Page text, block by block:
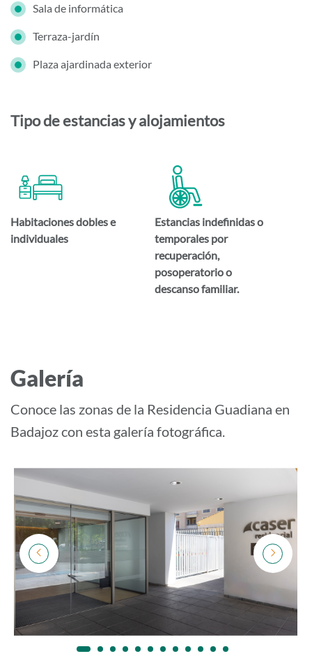
Sala de informática
Terraza-jardín
Plaza ajardinada exterior
Tipo de estancias y alojamientos
Habitaciones dobles e
individuales
Estancias indefinidas o
temporales por
recuperación,
posoperatorio o
descanso familiar.
Galería
Conoce las zonas de la Residencia Guadiana en
Badajoz con esta galería fotográfica.